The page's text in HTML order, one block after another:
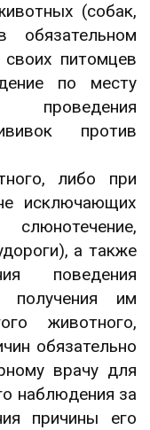
(собак,
своих питомцев
по месту
против
либо при
исключающих
а также
поведения
получения им
животного,
обязательно
врачу для
наблюдения за
причины его